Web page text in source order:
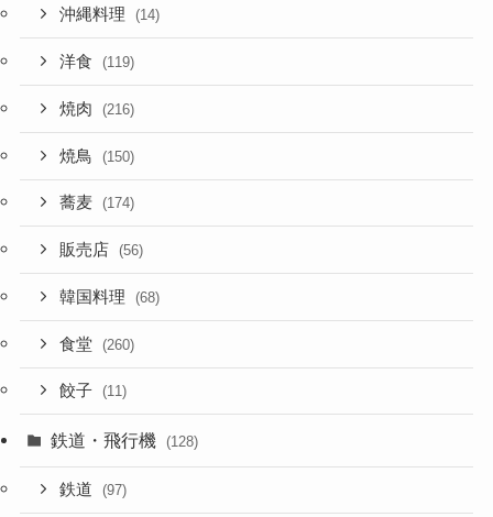
沖縄料理 (14)
洋食 (119)
焼肉 (216)
焼鳥 (150)
蕎麦 (174)
販売店 (56)
韓国料理 (68)
食堂 (260)
餃子 (11)
鉄道・飛行機 (128)
鉄道 (97)